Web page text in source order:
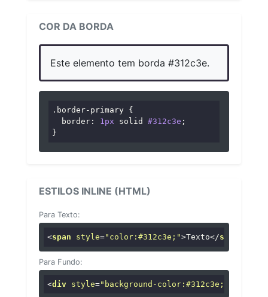
COR DA BORDA
Este elemento tem borda #312c3e.
.border-primary {
border : 1px solid #312c3e ;
}
ESTILOS INLINE (HTML)
Para Texto:
<span style="color:#312c3e;">Texto</span
Para Fundo:
<div style="background-color:#312c3e;"